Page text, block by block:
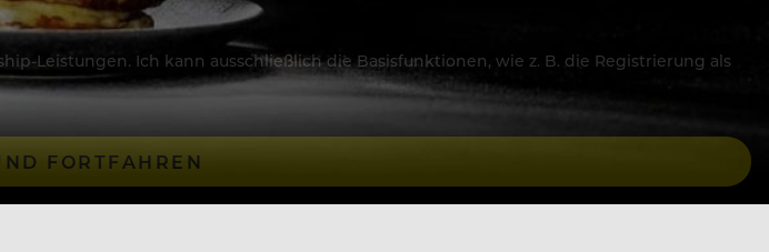
Leistungen. Ich kann ausschließlich die Basisfunktionen, wie z. B. die Registrierung als
FORTFAHREN